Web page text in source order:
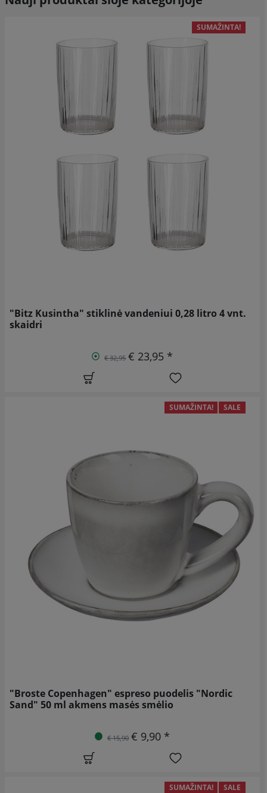
SUMAŽINTA!
"Bitz Kusintha" stiklinė vandeniui 0,28 litro 4 vnt.
skaidri
€ 32,95 € 23,95 *
SUMAŽINTA! SALE
"Broste Copenhagen" espreso puodelis "Nordic
Sand" 50 ml akmens masės smėlio
€ 15,90 € 9,90 *
SUMAŽINTA! SALE